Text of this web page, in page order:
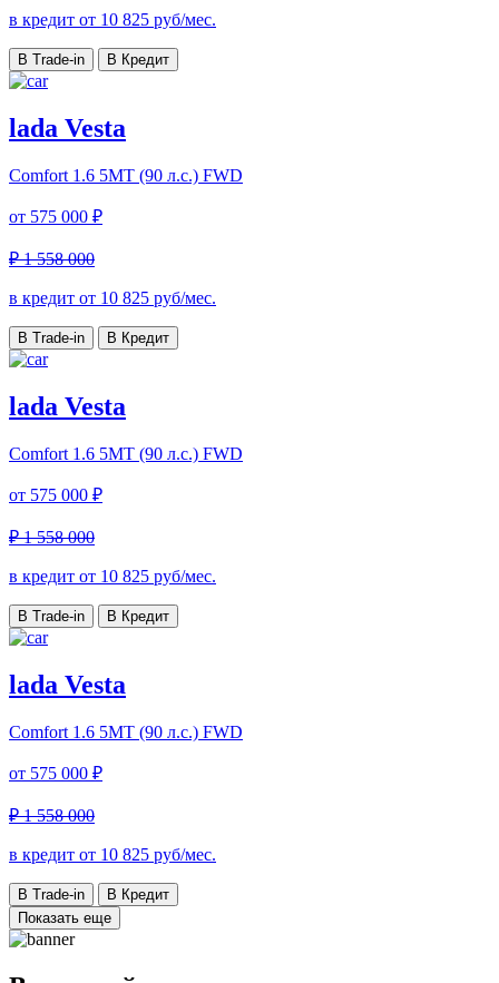
в кредит от 10 825 руб/мес.
В Trade-in В Кредит
lada Vesta
Comfort 1.6 5MT (90 л.с.) FWD
от 575 000 ₽
₽ 1 558 000
в кредит от 10 825 руб/мес.
В Trade-in В Кредит
lada Vesta
Comfort 1.6 5MT (90 л.с.) FWD
от 575 000 ₽
₽ 1 558 000
в кредит от 10 825 руб/мес.
В Trade-in В Кредит
lada Vesta
Comfort 1.6 5MT (90 л.с.) FWD
от 575 000 ₽
₽ 1 558 000
в кредит от 10 825 руб/мес.
В Trade-in
В Кредит
Показать еще